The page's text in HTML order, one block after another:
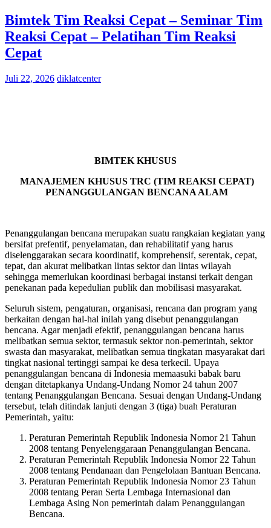
Bimtek Tim Reaksi Cepat – Seminar Tim
Reaksi Cepat – Pelatihan Tim Reaksi
Cepat
Juli 22, 2026 diklatcenter
BIMTEK KHUSUS
MANAJEMEN KHUSUS TRC (TIM REAKSI CEPAT)
PENANGGULANGAN BENCANA ALAM
Penanggulangan bencana merupakan suatu rangkaian kegiatan yang
bersifat prefentif, penyelamatan, dan rehabilitatif yang harus
diselenggarakan secara koordinatif, komprehensif, serentak, cepat,
tepat, dan akurat melibatkan lintas sektor dan lintas wilayah
sehingga memerlukan koordinasi berbagai instansi terkait dengan
penekanan pada kepedulian publik dan mobilisasi masyarakat.
Seluruh sistem, pengaturan, organisasi, rencana dan program yang
berkaitan dengan hal-hal inilah yang disebut penanggulangan
bencana. Agar menjadi efektif, penanggulangan bencana harus
melibatkan semua sektor, termasuk sektor non-pemerintah, sektor
swasta dan masyarakat, melibatkan semua tingkatan masyarakat dari
tingkat nasional tertinggi sampai ke desa terkecil. Upaya
penanggulangan bencana di Indonesia memaasuki babak baru
dengan ditetapkanya Undang-Undang Nomor 24 tahun 2007
tentang Penanggulangan Bencana. Sesuai dengan Undang-Undang
tersebut, telah ditindak lanjuti dengan 3 (tiga) buah Peraturan
Pemerintah, yaitu:
Peraturan Pemerintah Republik Indonesia Nomor 21 Tahun
2008 tentang Penyelenggaraan Penanggulangan Bencana.
Peraturan Pemerintah Republik Indonesia Nomor 22 Tahun
2008 tentang Pendanaan dan Pengelolaan Bantuan Bencana.
Peraturan Pemerintah Republik Indonesia Nomor 23 Tahun
2008 tentang Peran Serta Lembaga Internasional dan
Lembaga Asing Non pemerintah dalam Penanggulangan
Bencana.